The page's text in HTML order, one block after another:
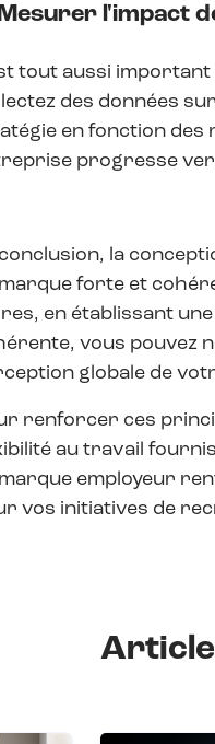
l'impact
tout aussi
des données
en fonction des
progresse
la
forte et
en établissant
vous pouvez
globale de
renforcer ces
au travail
employeur
vos initiatives de